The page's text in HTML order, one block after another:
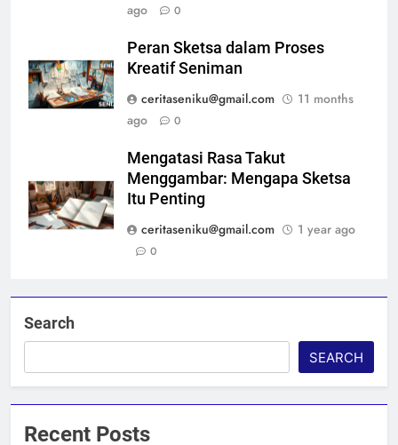
ago
0
Peran Sketsa dalam Proses
Kreatif Seniman
ceritaseniku@gmail.com
11 months
ago
0
Mengatasi Rasa Takut
Menggambar: Mengapa Sketsa
Itu Penting
ceritaseniku@gmail.com
1 year ago
0
Search
SEARCH
Recent Posts